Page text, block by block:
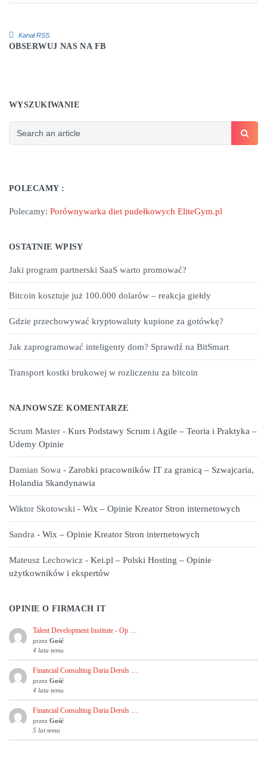
Kanał RSS
OBSERWUJ NAS NA FB
WYSZUKIWANIE
POLECAMY :
Polecamy: Porównywarka diet pudełkowych EliteGym.pl
OSTATNIE WPISY
Jaki program partnerski SaaS warto promować?
Bitcoin kosztuje już 100.000 dolarów – reakcja giełdy
Gdzie przechowywać kryptowaluty kupione za gotówkę?
Jak zaprogramować inteligenty dom? Sprawdź na BitSmart
Transport kostki brukowej w rozliczeniu za bitcoin
NAJNOWSZE KOMENTARZE
Scrum Master - Kurs Podstawy Scrum i Agile – Teoria i Praktyka –
Udemy Opinie
Damian Sowa - Zarobki pracowników IT za granicą – Szwajcaria,
Holandia Skandynawia
Wiktor Skotowski - Wix – Opinie Kreator Stron internetowych
Sandra - Wix – Opinie Kreator Stron internetowych
Mateusz Lechowicz - Kei.pl – Polski Hosting – Opinie
użytkowników i ekspertów
OPINIE O FIRMACH IT
Talent Development Institute - Op …
przez Gość
4 lata temu
Financial Consulting Daria Deruls …
przez Gość
4 lata temu
Financial Consulting Daria Deruls …
przez Gość
5 lat temu